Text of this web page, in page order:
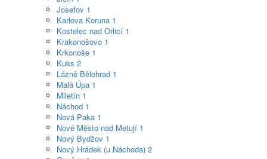
Josefov 1
Karlova Koruna 1
Kostelec nad Orlicí 1
Krakonošovo 1
Krkonoše 1
Kuks 2
Lázně Bělohrad 1
Malá Úpa 1
Miletín 1
Náchod 1
Nová Paka 1
Nové Město nad Metují 1
Nový Bydžov 1
Nový Hrádek (u Náchoda) 2